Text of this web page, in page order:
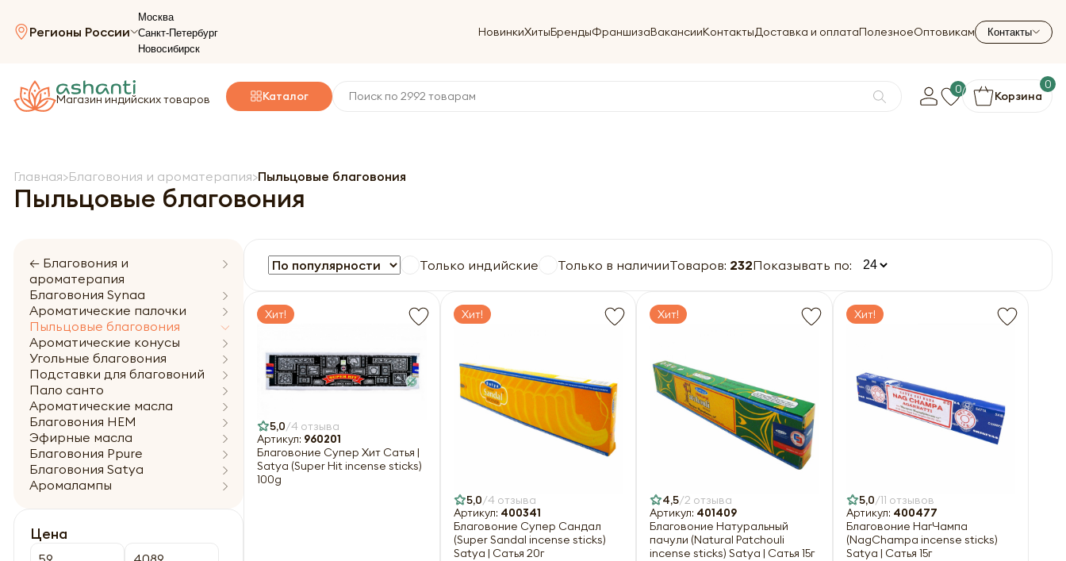
Регионы России
Москва
Санкт-Петербург
Новосибирск
НовинкиХитыБрендыФраншизаВакансииКонтактыДоставка и оплатаПолезноеОптовикам Контакты
Магазин индийских товаров Каталог 0 Корзина
0
Главная Благовония и ароматерапия Пыльцовые благовония
Пыльцовые благовония
← Благовония и
ароматерапия
Благовония Synaa
Ароматические палочки
Пыльцовые благовония
Ароматические конусы
Угольные благовония
Подставки для благовоний
Пало санто
Ароматические масла
Благовония HEM
Эфирные масла
Благовония Ppure
Благовония Satya
Аромалампы
Цена
Только индийские Только в наличииТоваров: 232Показывать по:
Хит!
5,0 4 отзыва
Артикул: 960201
Благовоние Супер Хит Сатья |
Satya (Super Hit incense sticks)
100g
Хит!
5,0 4 отзыва
Артикул: 400341
Благовоние Супер Сандал
(Super Sandal incense sticks)
Satya | Сатья 20г
Хит!
4,5 2 отзыва
Артикул: 401409
Благовоние Натуральный
пачули (Natural Patchouli
incense sticks) Satya | Сатья 15г
Хит!
5,0 11 отзывов
Артикул: 400477
Благовоние НагЧампа
(NagChampa incense sticks)
Satya | Сатья 15г